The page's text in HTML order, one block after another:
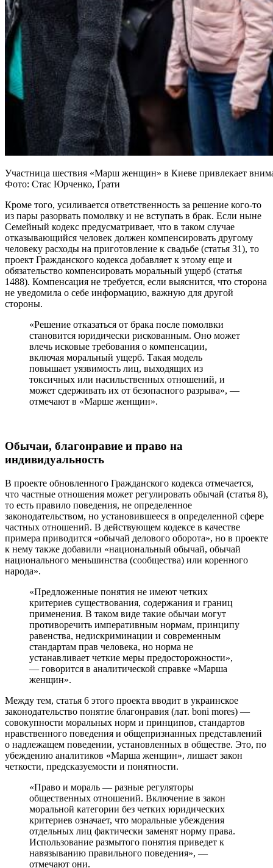
Участница шествия «Марш женщин» в Киеве привлекает
Фото: Стас Юрченко, Ґрати
Кроме того, усиливается ответственность за решение кого-то
из пары разорвать помолвку и не вступать в брак. Если ныне
Семейный кодекс предусматривает, что в таком случае
отказывающийся человек должен компенсировать другому
человеку расходы на приготовление к свадьбе (статья 31), то
проект Гражданского кодекса добавляет к этому еще и
обязательство компенсировать моральный ущерб (статья
1488). Компенсация не требуется, если выяснится, что сторона
не уведомила о себе информацию, важную для другой
стороны.
«Решение отказаться от брака после помолвки
становится юридически рискованным. Оно может
влечь исковые требования о компенсации,
включая моральный ущерб. Такая модель
повышает уязвимость лиц, выходящих из
токсичных или насильственных отношений, и
может сдерживать их от безопасного разрыва», —
отмечают в «Марше женщин».
Обычаи, благонравие и право на
индивидуальность
В проекте обновленного Гражданского кодекса отмечается,
что частные отношения может регулировать обычай (статья 8),
то есть правило поведения, не определенное
законодательством, но установившееся в определенной сфере
частных отношений. В действующем кодексе в качестве
примера приводится «обычай делового оборота», но в проекте
к нему также добавили «национальный обычай, обычай
национального меньшинства (сообщества) или коренного
народа».
«Предложенные понятия не имеют четких
критериев существования, содержания и границ
применения. В таком виде такие обычаи могут
противоречить императивным нормам, принципу
равенства, недискриминации и современным
стандартам прав человека, но норма не
устанавливает четкие меры предосторожности»,
— говорится в аналитической справке «Марша
женщин».
Между тем, статья 6 этого проекта вводит в украинское
законодательство понятие благонравия (лат. boni mores) —
совокупности моральных норм и принципов, стандартов
нравственного поведения и общепризнанных представлений
о надлежащем поведении, установленных в обществе. Это, по
убеждению аналитиков «Марша женщин», лишает закон
четкости, предсказуемости и понятности.
«Право и мораль — разные регуляторы
общественных отношений. Включение в закон
моральной категории без четких юридических
критериев означает, что моральные убеждения
отдельных лиц фактически заменят норму права.
Использование размытого понятия приведет к
навязыванию правильного поведения», —
отмечают они.